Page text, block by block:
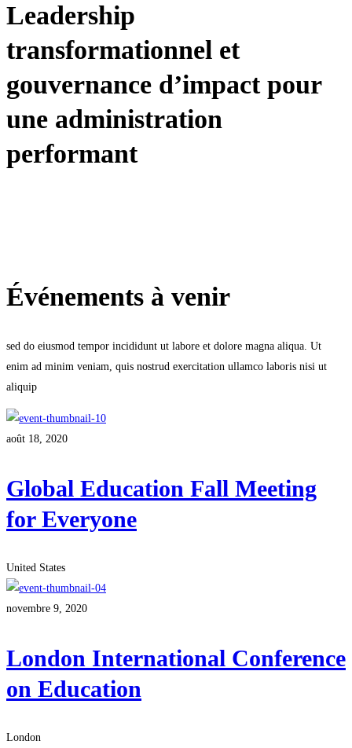
Leadership
transformationnel et
gouvernance d’impact pour
une administration
performant
Événements à venir
sed do eiusmod tempor incididunt ut labore et dolore magna aliqua. Ut
enim ad minim veniam, quis nostrud exercitation ullamco laboris nisi ut
aliquip
août 18, 2020
Global Education Fall Meeting
for Everyone
United States
novembre 9, 2020
London International Conference
on Education
London